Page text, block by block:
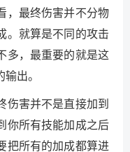
，最终伤害并不分物
。就算是不同的攻击
多，最重要的就是这
出。
伤害并不是直接加到
你所有技能加成之后
把所有的加成都算进